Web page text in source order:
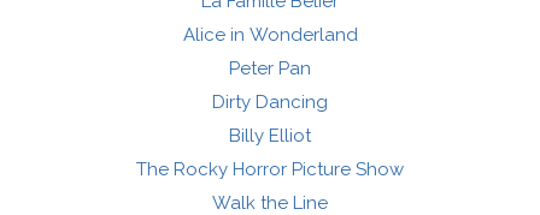
Alice in Wonderland
Peter Pan
Dirty Dancing
Billy Elliot
The Rocky Horror Picture Show
Walk the Line